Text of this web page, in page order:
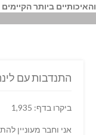
והאיכותיים ביותר
התנדבות עם
ביקרו בדף: 1,935
אני וחבר מעוניין